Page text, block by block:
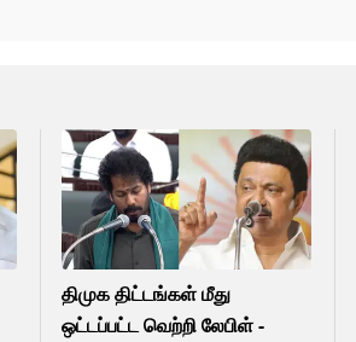
திமுக திட்டங்கள் மீது
ஒட்டப்பட்ட வெற்றி லேபிள் -